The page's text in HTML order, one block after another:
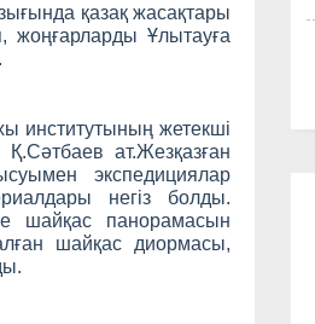
қазақ жасақтары
жоңғарларды Ұлытауға
институтының жетекші
ат.Жезқазған
экспедициялар
негіз болды.
шайқас панорамасын
шайқас диормасы,